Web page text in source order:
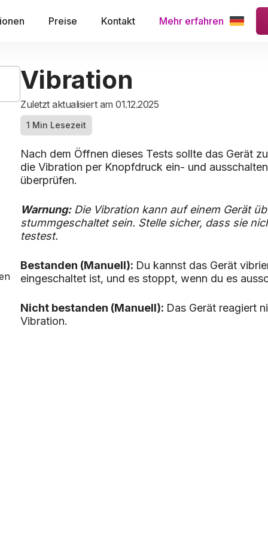
Preise Kontakt Mehr erfahren
Vibration
Zuletzt aktualisiert am 01.12.2025
1 Min Lesezeit
Nach dem Öffnen dieses Tests sollte das Gerät
die Vibration per Knopfdruck ein- und
überprüfen.
Warnung:Die Vibration kann auf einem Gerät
stummgeschaltet sein. Stelle sicher, dass sie
testest.
Bestanden (Manuell): Du kannst das Gerät
eingeschaltet ist, und es stoppt, wenn du es
Nicht bestanden (Manuell): Das Gerät reagiert
Vibration.